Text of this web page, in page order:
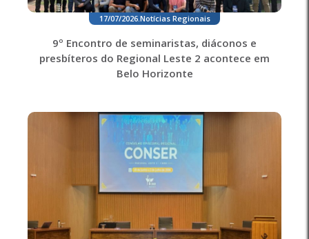
17/07/2026. Notícias Regionais
9º Encontro de seminaristas, diáconos e
presbíteros do Regional Leste 2 acontece em
Belo Horizonte